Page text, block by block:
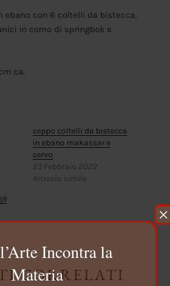
ebano con 6 coltelli da bistecca,
in corno di springbok e
ca.
ceppo coltelli da bistecca
in ebano makassar e
cervo
23 Febbraio 2022
Articolo simile
CORRELATI
Incontra la
Materia
×